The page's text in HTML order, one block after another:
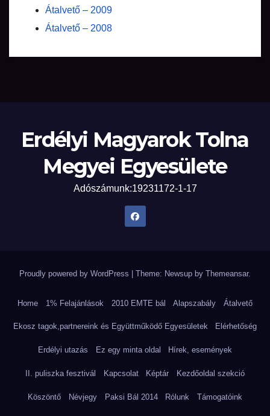
Átalvető – 2009
Átalvető – 2008
Erdélyi Magyarok Tolna
Megyei Egyesülete
Adószámunk:19231172-1-17
Proudly powered by WordPress Theme: Newsup by Themeansar.
Home 1% Felajánlások 2010 EMTE bál Alapszabály Átalvető
Ekosz tagok,partnereink és Együttműködő Egyesületek Elérhetőség
Erdélyi utazás Ez egy minta oldal Hírek, események
II. puliszka fesztivál Kapcsolat Képtár Kezdőoldal szekció
Köszöntő Névjegy Paksi Bál 2014 Rólunk Támogatóink